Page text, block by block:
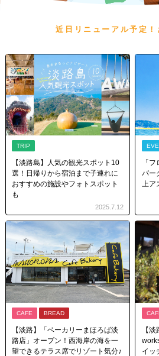
近日リニューアル予定！
TRIP
【淡路島】人気の観光スポット10
選！日帰りから宿泊まで子連れに
おすすめの施設やフォトスポット
も
2025.7.12
「
パー
上
CAFE BREAD
【淡路】「ベーカリーまほろば淡
路店」オープン！西海岸の海を一
望できるテラス席でリゾート気分♪
【
イッ